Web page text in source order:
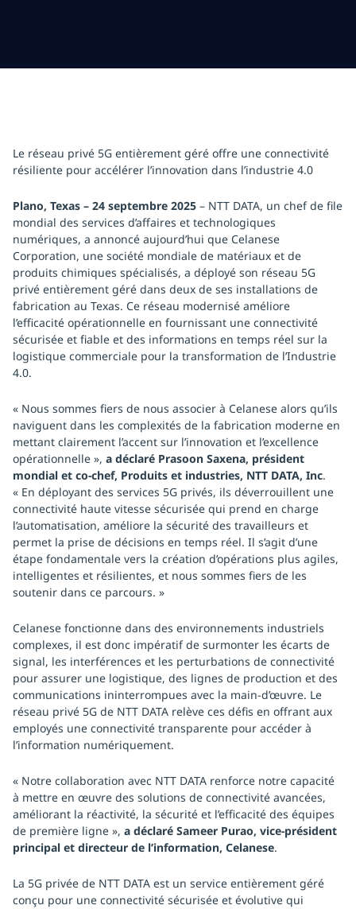
Le réseau privé 5G entièrement géré offre une connectivité
résiliente pour accélérer l’innovation dans l’industrie 4.0
Plano, Texas – 24 septembre 2025 – NTT DATA, un chef de file
mondial des services d’affaires et technologiques
numériques, a annoncé aujourd’hui que Celanese
Corporation, une société mondiale de matériaux et de
produits chimiques spécialisés, a déployé son réseau 5G
privé entièrement géré dans deux de ses installations de
fabrication au Texas. Ce réseau modernisé améliore
l’efficacité opérationnelle en fournissant une connectivité
sécurisée et fiable et des informations en temps réel sur la
logistique commerciale pour la transformation de l’Industrie
4.0.
« Nous sommes fiers de nous associer à Celanese alors qu’ils
naviguent dans les complexités de la fabrication moderne en
mettant clairement l’accent sur l’innovation et l’excellence
opérationnelle », a déclaré Prasoon Saxena, président
mondial et co-chef, Produits et industries, NTT DATA, Inc.
« En déployant des services 5G privés, ils déverrouillent une
connectivité haute vitesse sécurisée qui prend en charge
l’automatisation, améliore la sécurité des travailleurs et
permet la prise de décisions en temps réel. Il s’agit d’une
étape fondamentale vers la création d’opérations plus agiles,
intelligentes et résilientes, et nous sommes fiers de les
soutenir dans ce parcours. »
Celanese fonctionne dans des environnements industriels
complexes, il est donc impératif de surmonter les écarts de
signal, les interférences et les perturbations de connectivité
pour assurer une logistique, des lignes de production et des
communications ininterrompues avec la main-d’œuvre. Le
réseau privé 5G de NTT DATA relève ces défis en offrant aux
employés une connectivité transparente pour accéder à
l’information numériquement.
« Notre collaboration avec NTT DATA renforce notre capacité
à mettre en œuvre des solutions de connectivité avancées,
améliorant la réactivité, la sécurité et l’efficacité des équipes
de première ligne », a déclaré Sameer Purao, vice-président
principal et directeur de l’information, Celanese.
La 5G privée de NTT DATA est un service entièrement géré
conçu pour une connectivité sécurisée et évolutive qui